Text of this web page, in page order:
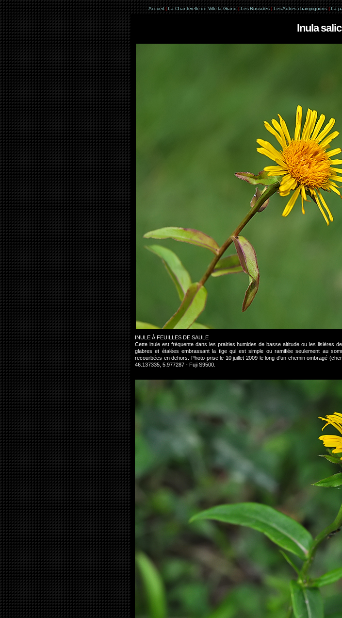
Accueil | La Chanterelle de Ville-la-Grand | Les Russules | Les Autres champignons | La
Inula
INULE À FEUILLES DE SAULE
Cette inule est fréquente dans les prairies humides de basse altitude ou les lisières
glabres et étalées embrassant la tige qui est simple ou ramifiée seulement au
recourbées en dehors. Photo prise le 10 juillet 2009 le long d'un chemin ombragé
46.137335, 5.977287 - Fuji S9500.